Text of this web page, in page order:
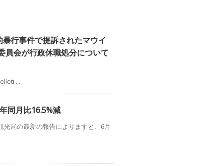
暴行事件で提訴されたマウイ
会が行政休職処分について
...
同月比16.5%減
局の最新の報告によりますと、6月